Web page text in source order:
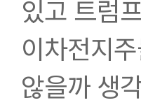
있고 트럼
이차전지
않을까 생